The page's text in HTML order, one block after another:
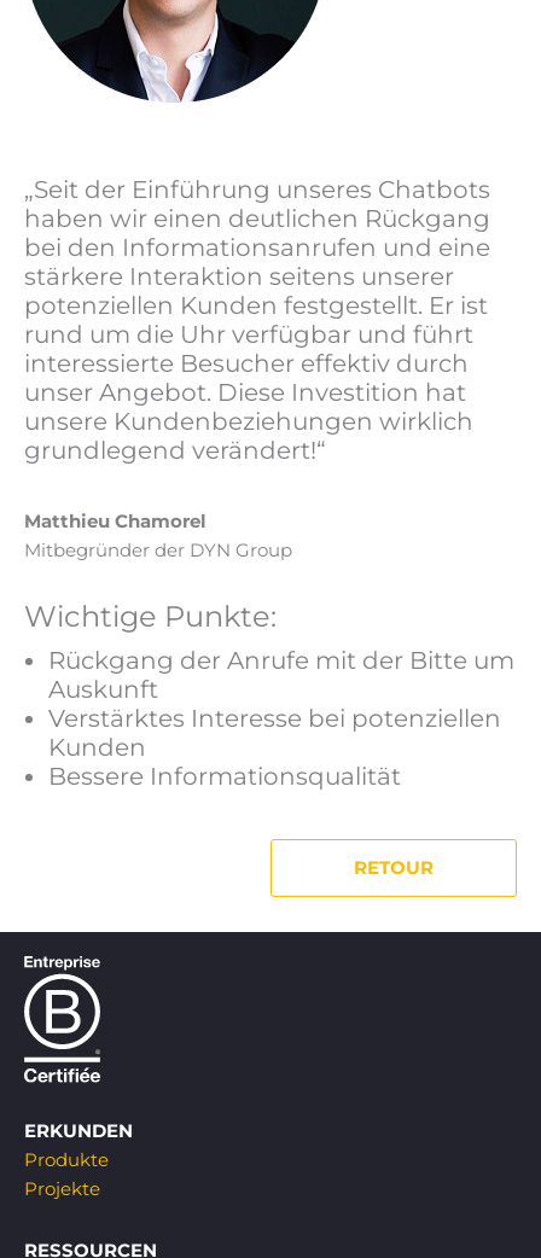
„Seit der Einführung unseres Chatbots
haben wir einen deutlichen Rückgang
bei den Informationsanrufen und eine
stärkere Interaktion seitens unserer
potenziellen Kunden festgestellt. Er ist
rund um die Uhr verfügbar und führt
interessierte Besucher effektiv durch
unser Angebot. Diese Investition hat
unsere Kundenbeziehungen wirklich
grundlegend verändert!“
Matthieu Chamorel
Mitbegründer der DYN Group
Wichtige Punkte:
Rückgang der Anrufe mit der Bitte um
Auskunft
Verstärktes Interesse bei potenziellen
Kunden
Bessere Informationsqualität
RETOUR
ERKUNDEN
Produkte
Projekte
RESSOURCEN